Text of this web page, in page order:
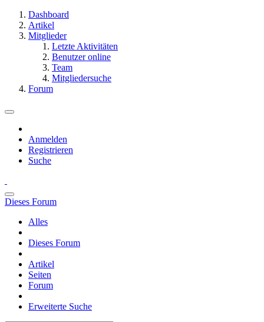
Dashboard
Artikel
Mitglieder
Letzte Aktivitäten
Benutzer online
Team
Mitgliedersuche
Forum
Anmelden
Registrieren
Suche
Dieses Forum
Alles
Dieses Forum
Artikel
Seiten
Forum
Erweiterte Suche